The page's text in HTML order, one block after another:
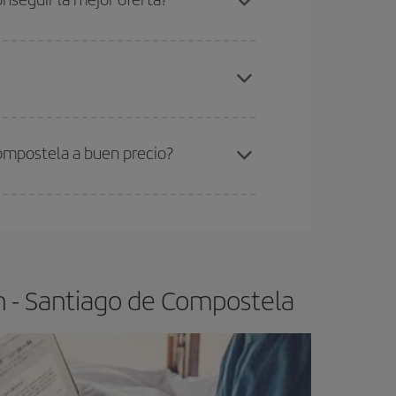
Santiago de Compostela-dest
a buen precio?
Santiago de Compostela